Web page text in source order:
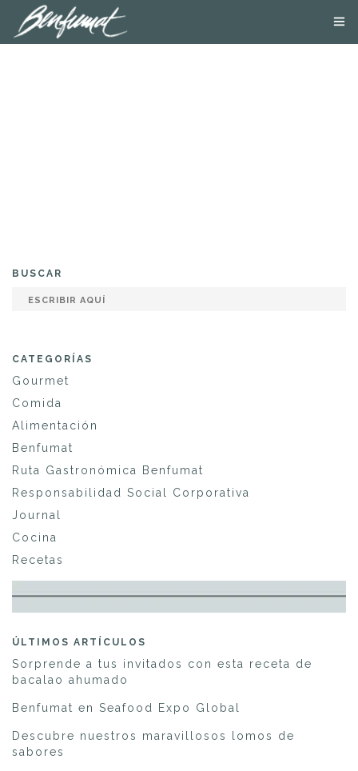
BUSCAR
CATEGORÍAS
Gourmet
Comida
Alimentación
Benfumat
Ruta Gastronómica Benfumat
Responsabilidad Social Corporativa
Journal
Cocina
Recetas
ÚLTIMOS ARTÍCULOS
Sorprende a tus invitados con esta receta de
bacalao ahumado
Benfumat en Seafood Expo Global
Descubre nuestros maravillosos lomos de
sabores